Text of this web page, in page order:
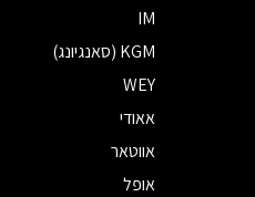
IM
KGM (סאנגיונג)
WEY
אאודי
אווטאר
אופל